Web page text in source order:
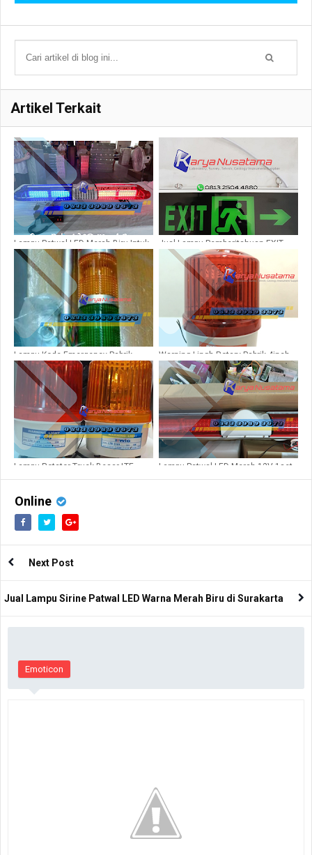
Artikel Terkait
Lampu Patwal LED Merah Biru Intuk
Dishub
Jual Lampu Pemberitahuan EXIT
LED 220 - 240 Volt di Batam
Lampu Kode Emergency Pabrik
Signal 3 Susun 220V
Warning Lingh Rotary Pabrik 4inch
Lampu Rotator Truck Besar LTE
Lampu Patwal LED Merah 12V 1set
Online
Next Post
Jual Lampu Sirine Patwal LED Warna Merah Biru di Surakarta
Emoticon